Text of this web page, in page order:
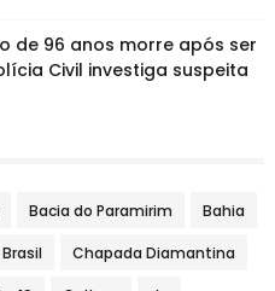
de 96 anos morre após ser
Civil investiga suspeita
Bacia do Paramirim Bahia
Brasil Chapada Diamantina